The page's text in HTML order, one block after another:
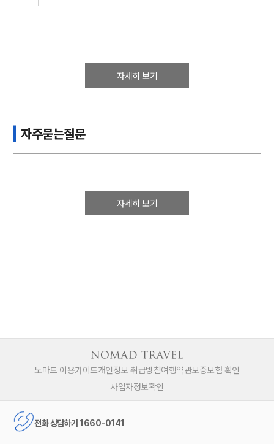
자세히 보기
자주묻는질문
자세히 보기
노마드 이용가이드개인정보 취급방침여행약관보증보험 확인
사업자정보확인
전화 상담하기 1660-0141